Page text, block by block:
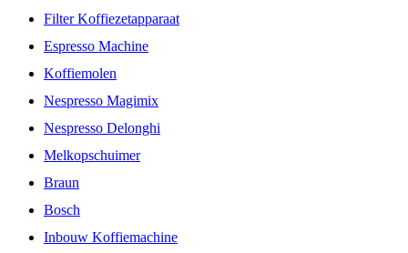
Filter Koffiezetapparaat
Espresso Machine
Koffiemolen
Nespresso Magimix
Nespresso Delonghi
Melkopschuimer
Braun
Bosch
Inbouw Koffiemachine